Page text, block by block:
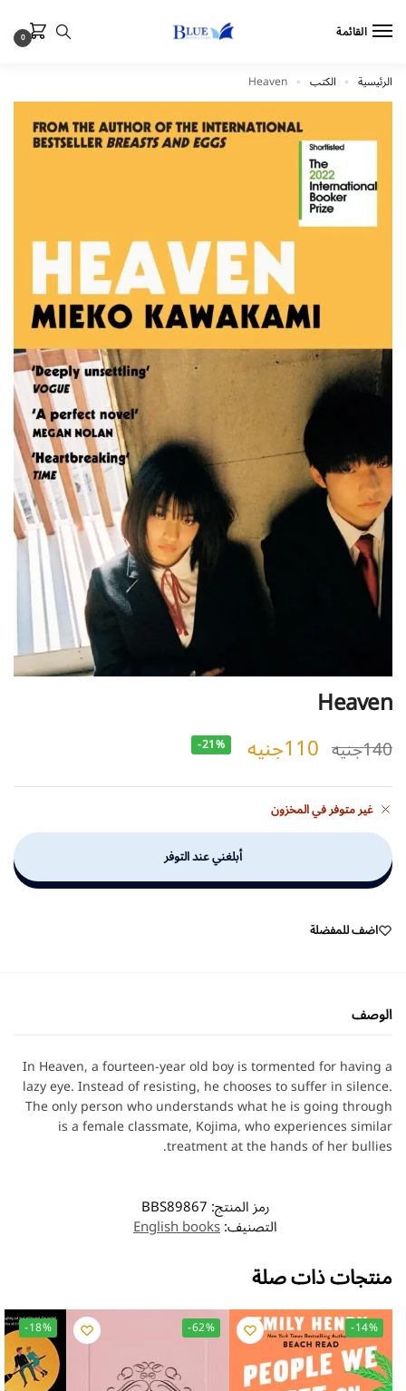
القائمة 0
الرئيسية » الكتب »
Heaven
Heaven
140جنيه 110جنيه -21%
غير متوفر في المخزون
أبلغني عند التوفر
اضف للمفضلة
الوصف
In Heaven, a fourteen-year old boy is tormented for having a
lazy eye. Instead of resisting, he chooses to suffer in silence.
The only person who understands what he is going through
is a female classmate, Kojima, who experiences similar
treatment at the hands of her bullies.
رمز المنتج:BBS89867
التصنيف:English books
منتجات ذات صلة
-14%
-62%
-18%